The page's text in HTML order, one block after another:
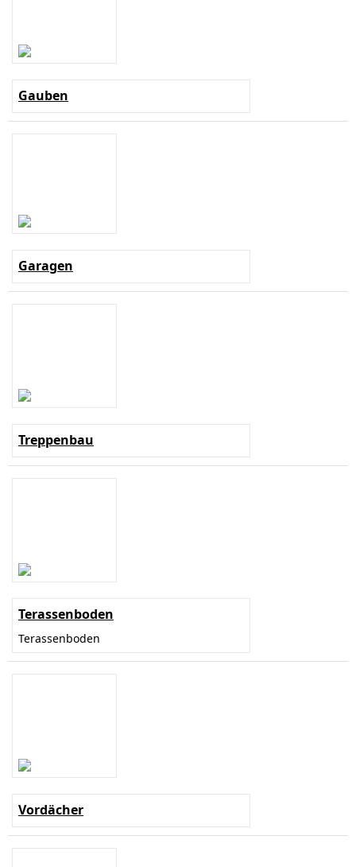
Gauben
Garagen
Treppenbau
Terassenboden
Terassenboden
Vordächer